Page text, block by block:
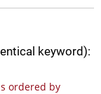
keyword):
ordered by